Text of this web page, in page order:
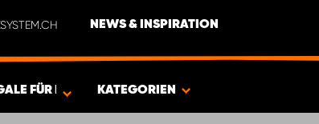
NEWS & INSPIRATION
FÜR FIAT TRANSPORTER
KATEGORIEN